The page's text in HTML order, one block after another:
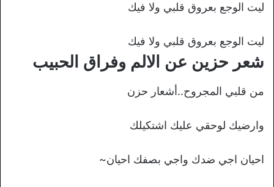
ليت الوجع بعروق قلبي ولا فيك
ليت الوجع بعروق قلبي ولا فيك
شعر حزين عن الالم وفراق الحبيب
من قلبي المجروح..أشعار حزن
وارضيك لوحقي عليك اشتكيلك
احيان اجي ضدك واجي بصفك احيان~